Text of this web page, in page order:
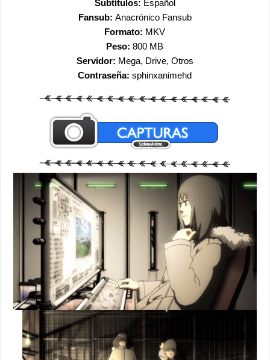
Subtítulos: Español
Fansub: Anacrónico Fansub
Formato: MKV
Peso: 800 MB
Servidor: Mega, Drive, Otros
Contraseña: sphinxanimehd